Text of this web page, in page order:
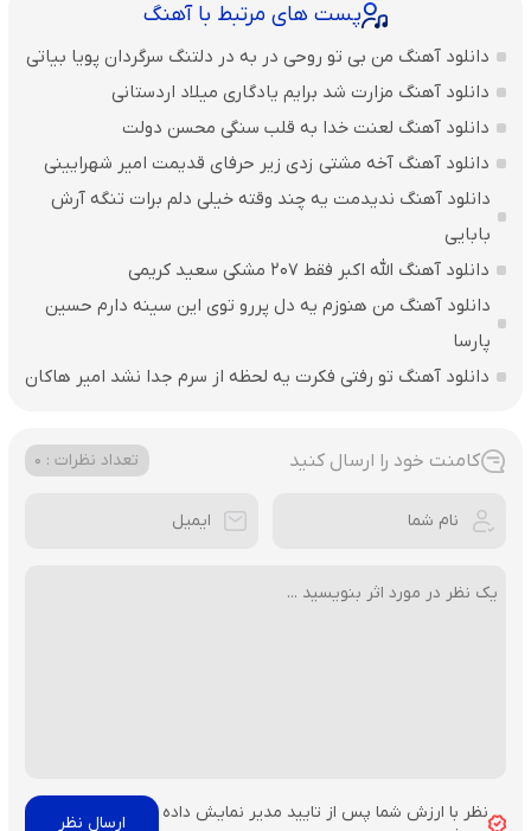
پست های مرتبط با آهنگ
دانلود آهنگ من بی تو روحی در به در دلتنگ سرگردان پویا بیاتی
دانلود آهنگ مزارت شد برایم یادگاری میلاد اردستانی
دانلود آهنگ لعنت خدا به قلب سنگی محسن دولت
دانلود آهنگ آخه مشتی زدی زیر حرفای قدیمت امیر شهرایینی
دانلود آهنگ ندیدمت یه چند وقته خیلی دلم برات تنگه آرش
بابایی
دانلود آهنگ الله اکبر فقط 207 مشکی سعید کریمی
دانلود آهنگ من هنوزم یه دل پررو توی این سینه دارم حسین
پارسا
دانلود آهنگ تو رفتی فکرت یه لحظه از سرم جدا نشد امیر هاکان
کامنت خود را ارسال کنید تعداد نظرات : 0
نظر با ارزش شما پس از تایید مدیر نمایش داده